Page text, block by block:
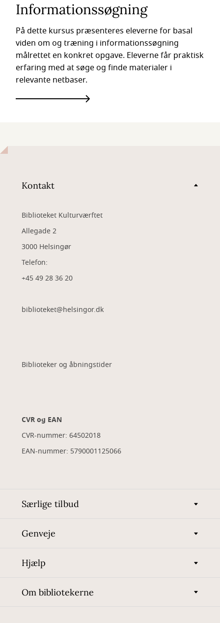
Informationssøgning
På dette kursus præsenteres eleverne for basal
viden om og træning i informationssøgning
målrettet en konkret opgave. Eleverne får praktisk
erfaring med at søge og finde materialer i
relevante netbaser.
Kontakt
Biblioteket Kulturværftet
Allegade 2
3000 Helsingør
Telefon:
+45 49 28 36 20
biblioteket@helsingor.dk
Biblioteker og åbningstider
CVR og EAN
CVR-nummer: 64502018
EAN-nummer: 5790001125066
Særlige tilbud
Genveje
Hjælp
Om bibliotekerne